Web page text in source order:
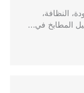
النظافة،
المطابخ في…